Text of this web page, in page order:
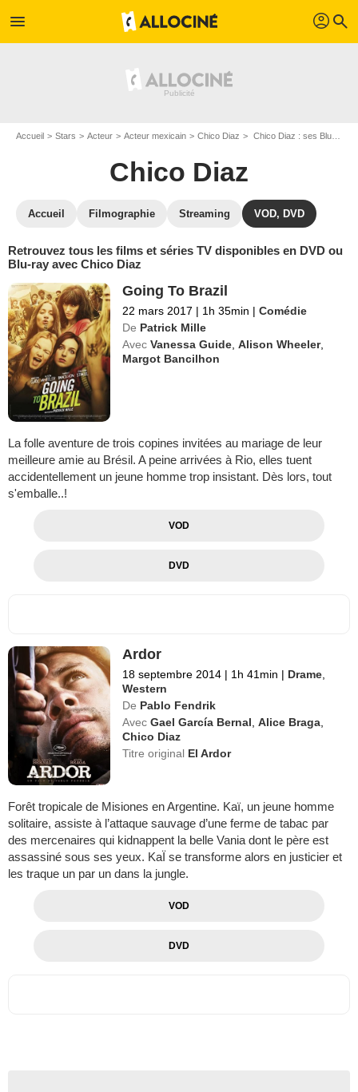
menu profil search
Accueil Stars Acteur Acteur mexicain Chico Diaz Chico Diaz : ses Blu-Ray, DVD, VOD, SVOD
Chico Diaz
Accueil Filmographie Streaming VOD, DVD
Retrouvez tous les films et séries TV disponibles en DVD ou
Blu-ray avec Chico Diaz
Going To Brazil
22 mars 2017 | 1h 35min | Comédie
De Patrick Mille
Avec Vanessa Guide ,Alison Wheeler,
Margot Bancilhon
La folle aventure de trois copines invitées au mariage de leur
meilleure amie au Brésil. A peine arrivées à Rio, elles tuent
accidentellement un jeune homme trop insistant. Dès lors, tout
s'emballe..!
VOD
DVD
Ardor
18 septembre 2014 | 1h 41min | Drame
Western
De Pablo Fendrik
Avec Gael García Bernal ,Alice Braga
Chico Diaz
Titre original El Ardor
Forêt tropicale de Misiones en Argentine. Kaï, un jeune homme
solitaire, assiste à l’attaque sauvage d’une ferme de tabac par
des mercenaires qui kidnappent la belle Vania dont le père est
assassiné sous ses yeux. KaÏ se transforme alors en justicier et
les traque un par un dans la jungle.
VOD
DVD